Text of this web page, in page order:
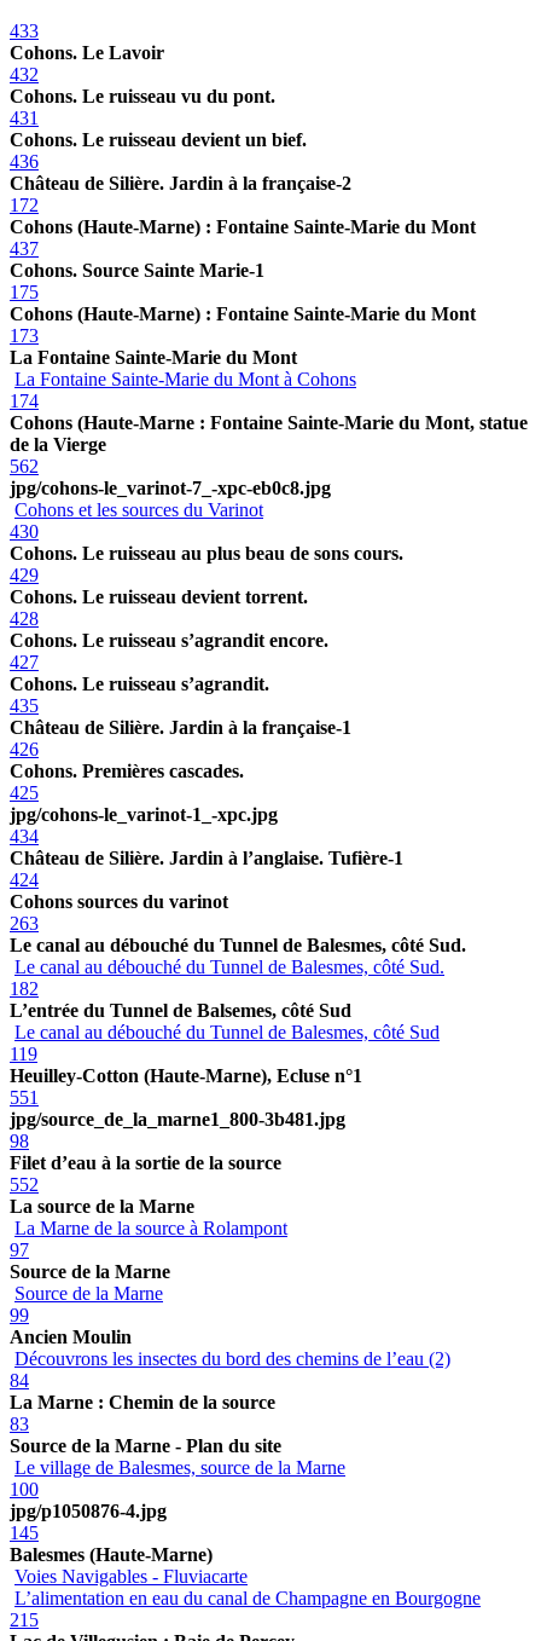
433
Cohons. Le Lavoir
432
Cohons. Le ruisseau vu du pont.
431
Cohons. Le ruisseau devient un bief.
436
Château de Silière. Jardin à la française-2
172
Cohons (Haute-Marne) : Fontaine Sainte-Marie du Mont
437
Cohons. Source Sainte Marie-1
175
Cohons (Haute-Marne) : Fontaine Sainte-Marie du Mont
173
La Fontaine Sainte-Marie du Mont
La Fontaine Sainte-Marie du Mont à Cohons
174
Cohons (Haute-Marne : Fontaine Sainte-Marie du Mont, statue
de la Vierge
562
jpg/cohons-le_varinot-7_-xpc-eb0c8.jpg
Cohons et les sources du Varinot
430
Cohons. Le ruisseau au plus beau de sons cours.
429
Cohons. Le ruisseau devient torrent.
428
Cohons. Le ruisseau s’agrandit encore.
427
Cohons. Le ruisseau s’agrandit.
435
Château de Silière. Jardin à la française-1
426
Cohons. Premières cascades.
425
jpg/cohons-le_varinot-1_-xpc.jpg
434
Château de Silière. Jardin à l’anglaise. Tufière-1
424
Cohons sources du varinot
263
Le canal au débouché du Tunnel de Balesmes, côté Sud.
Le canal au débouché du Tunnel de Balesmes, côté Sud.
182
L’entrée du Tunnel de Balsemes, côté Sud
Le canal au débouché du Tunnel de Balesmes, côté Sud
119
Heuilley-Cotton (Haute-Marne), Ecluse n°1
551
jpg/source_de_la_marne1_800-3b481.jpg
98
Filet d’eau à la sortie de la source
552
La source de la Marne
La Marne de la source à Rolampont
97
Source de la Marne
Source de la Marne
99
Ancien Moulin
Découvrons les insectes du bord des chemins de l’eau (2)
84
La Marne : Chemin de la source
83
Source de la Marne - Plan du site
Le village de Balesmes, source de la Marne
100
jpg/p1050876-4.jpg
145
Balesmes (Haute-Marne)
Voies Navigables - Fluviacarte
L’alimentation en eau du canal de Champagne en Bourgogne
215